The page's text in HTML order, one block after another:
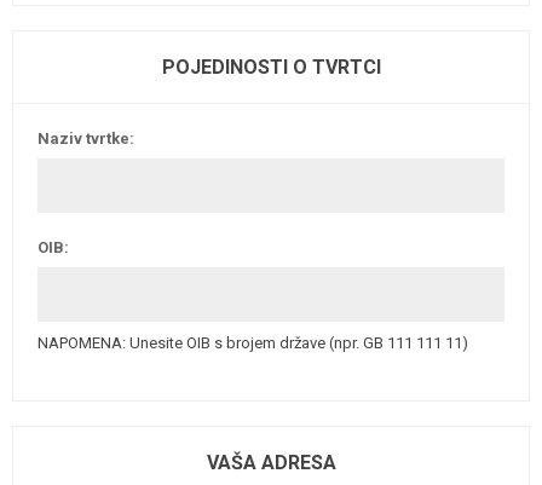
POJEDINOSTI O TVRTCI
Naziv tvrtke:
OIB:
NAPOMENA: Unesite OIB s brojem države (npr. GB 111 111 11)
VAŠA ADRESA